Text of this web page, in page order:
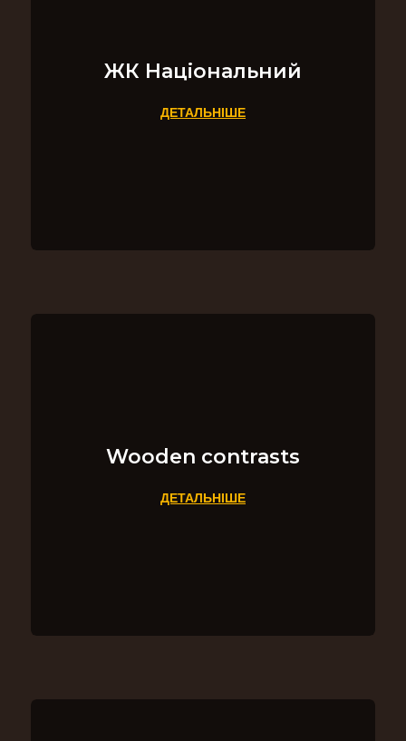
ЖК Національний
ДЕТАЛЬНІШЕ
Wooden contrasts
ДЕТАЛЬНІШЕ